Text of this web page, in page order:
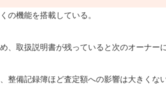
の機能を搭載している。
、取扱説明書が残っていると次のオーナー
整備記録簿ほど査定額への影響は大きくない